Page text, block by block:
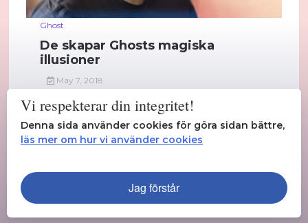
Ghost
De skapar Ghosts magiska
illusioner
May 7, 2018
"Den älskade nittiotalsfilmen innehåller en
mängd specialeffekter"...
Läs mer
Vi respekterar din integritet!
Denna sida använder cookies för göra sidan bättre,
läs mer om hur vi använder cookies
Jag förstår